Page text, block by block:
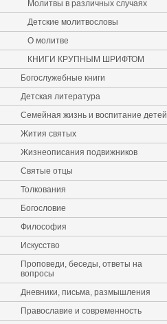
Молитвы в различных случаях
Детские молитвословы
О молитве
КНИГИ КРУПНЫМ ШРИФТОМ
Богослужебные книги
Детская литература
Семейная жизнь и воспитание детей
Жития святых
Жизнеописания подвижников
Святые отцы
Толкования
Богословие
Философия
Искусство
Проповеди, беседы, ответы на
вопросы
Дневники, письма, размышления
Православие и современность